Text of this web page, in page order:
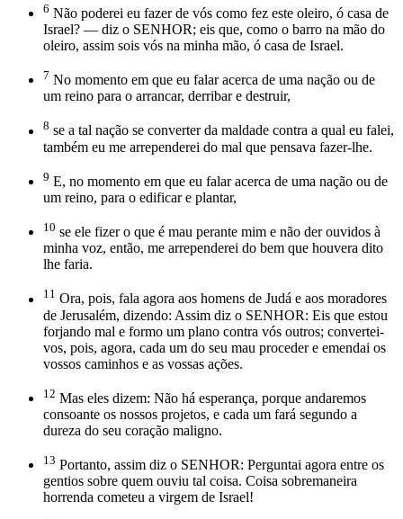
6 Não poderei eu fazer de vós como fez este oleiro, ó casa de
Israel? — diz o SENHOR; eis que, como o barro na mão do
oleiro, assim sois vós na minha mão, ó casa de Israel.
7 No momento em que eu falar acerca de uma nação ou de
um reino para o arrancar, derribar e destruir,
8 se a tal nação se converter da maldade contra a qual eu falei,
também eu me arrependerei do mal que pensava fazer-lhe.
9 E, no momento em que eu falar acerca de uma nação ou de
um reino, para o edificar e plantar,
10 se ele fizer o que é mau perante mim e não der ouvidos à
minha voz, então, me arrependerei do bem que houvera dito
lhe faria.
11 Ora, pois, fala agora aos homens de Judá e aos moradores
de Jerusalém, dizendo: Assim diz o SENHOR: Eis que estou
forjando mal e formo um plano contra vós outros; convertei-
vos, pois, agora, cada um do seu mau proceder e emendai os
vossos caminhos e as vossas ações.
12 Mas eles dizem: Não há esperança, porque andaremos
consoante os nossos projetos, e cada um fará segundo a
dureza do seu coração maligno.
13 Portanto, assim diz o SENHOR: Perguntai agora entre os
gentios sobre quem ouviu tal coisa. Coisa sobremaneira
horrenda cometeu a virgem de Israel!